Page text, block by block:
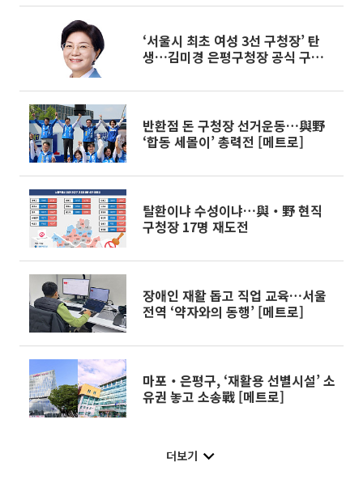
‘서울시 최초 여성 3선 구청장’ 탄
생…김미경 은평구청장 공식 구정
반환점 돈 구청장 선거운동…與野
‘합동 세몰이’ 총력전 [메트로]
탈환이냐 수성이냐…與‧野 현직
구청장 17명 재도전
장애인 재활 돕고 직업 교육…서울
전역 ‘약자와의 동행’ [메트로]
마포‧은평구, ‘재활용 선별시설’ 소
유권 놓고 소송戰 [메트로]
더보기